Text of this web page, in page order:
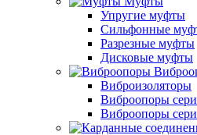
Упругие муфты
Сильфонные
Разрезные муфты
Дисковые муфты
Виброизоляторы
Виброопоры
Виброопоры